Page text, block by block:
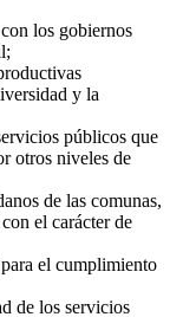
los gobiernos
y la
públicos que
otros niveles de
de las comunas,
el carácter de
el cumplimiento
de los servicios